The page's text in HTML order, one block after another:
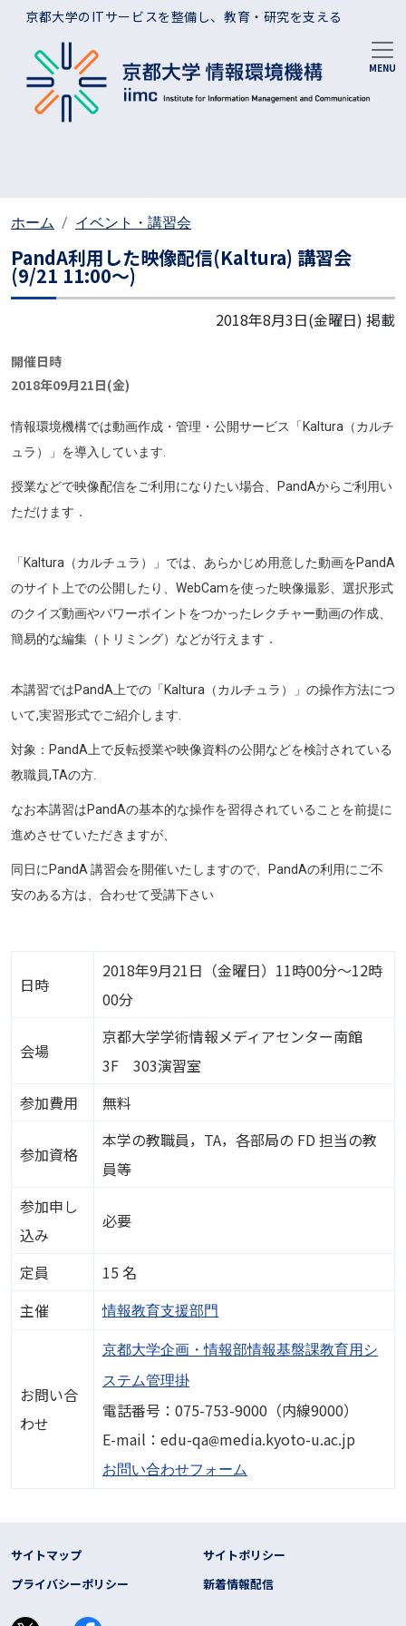
メインコンテンツに移動
京都大学のITサービスを整備し、教育・研究を支える
ホーム イベント・講習会
PandA利用した映像配信(Kaltura) 講習会
(9/21 11:00～)
2018年8月3日(金曜日) 掲載
開催日時
2018年09月21日(金)
情報環境機構では動画作成・管理・公開サービス「Kaltura（カルチ
ュラ）」を導入しています.
授業などで映像配信をご利用になりたい場合、PandAからご利用い
ただけます．
「Kaltura（カルチュラ）」では、あらかじめ用意した動画をPandA
のサイト上での公開したり、WebCamを使った映像撮影、選択形式
のクイズ動画やパワーポイントをつかったレクチャー動画の作成、
簡易的な編集（トリミング）などが行えます．
本講習ではPandA上での「Kaltura（カルチュラ）」の操作方法につ
いて,実習形式でご紹介します.
対象：PandA上で反転授業や映像資料の公開などを検討されている
教職員,TAの方.
なお本講習はPandAの基本的な操作を習得されていることを前提に
進めさせていただきますが、
同日にPandA 講習会を開催いたしますので、PandAの利用にご不
安のある方は、合わせて受講下さい
日時
2018年9月21日（金曜日）11時00分～12時
00分
会場
京都大学学術情報メディアセンター南館
3F 303演習室
参加費用
無料
参加資格
本学の教職員，TA，各部局の FD 担当の教
員等
参加申し
込み
必要
定員
15 名
主催
情報教育支援部門
お問い合
わせ
京都大学企画・情報部情報基盤課教育用シ
ステム管理掛
電話番号：075-753-9000（内線9000）
E-mail：edu-qa画像media.kyoto-u.ac.jp
お問い合わせフォーム
フッター リンク
サイトマップ
サイトポリシー
プライバシーポリシー
新着情報配信